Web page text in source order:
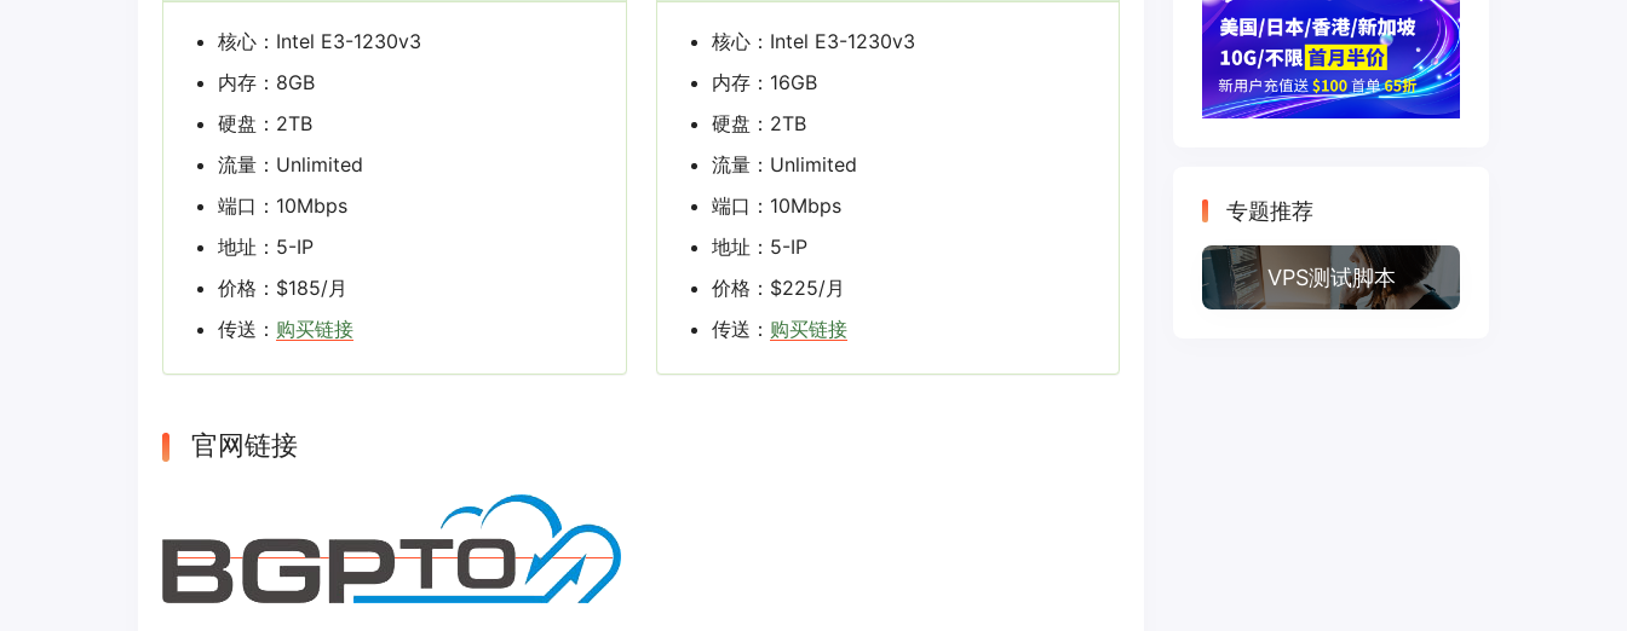
核心：Intel E3-1230v3
内存：8GB
硬盘：2TB
流量：Unlimited
端口：10Mbps
地址：5-IP
价格：$185/月
传送： 购买链接
核心：Intel E3-1230v3
内存：16GB
硬盘：2TB
流量：Unlimited
端口：10Mbps
地址：5-IP
价格：$225/月
传送： 购买链接
官网链接
专题推荐
VPS测试脚本